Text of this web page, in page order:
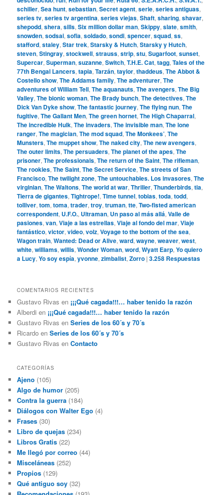
schiller,Sea hunt,sebastian,Secret agent,serie,series antiguas,
series tv,series tv argentina,series viejas,Shaft,sharing,shavar,
shepodd,shera,sills,Six million dollar man,Skippy,slate,smith,
snowden,sodsai,sofia,soldado,sondi,spencer,squad,ss,
stafford,staley,Star trek,Starsky & Hutch,Starsky y Hutch,
steven,Stingray,stockwell,strauss,strip,stu,Sugarfoot,sunset,
Supercar,Superman,suzanne,Switch,T.H.E. Cat,tagg,Tales of the
77th Bengal Lancers,tapia,Tarzán,taylor,thaddeus,The Abbot &
Costello show,The Addams family,The adventurer,The
adventures of William Tell,The aquanauts,The avengers,The Big
Valley,The bionic woman,The Brady bunch,The detectives,The
Dick Van Dyke show,The fantastic journey,The flying nun,The
fugitive,The Gallant Men,The green hornet,The High Chaparral,
The incredible Hulk,The invaders,The invisible man,The lone
ranger,The magician,The mod squad,The Monkees’,The
Munsters,The muppet show,The naked city,The new avengers,
The outer limits,The persuaders,The planet of the apes,The
prisoner,The professionals,The return of the Saint,The rifleman,
The rookies,The Saint,The Secret Service,The streets of San
Francisco,The twilight zone,The untouchables. Los invasores,The
virginian,The Waltons,The world at war,Thriller,Thunderbirds,tia,
Tierra de gigantes,Tightrope!,Time tunnel,tobias,toda,todd,
tolliver,tom,toma,trader,troy,truman,tte,Two-fisted american
correspondent, U.F.O., Ultraman, Un paso al más allá,Valle de
pasiones,van,Viaje a las estrellas,Viaje al fondo del mar,Viaje
fantástico,victor,video,volz,Voyage to the bottom of the sea,
Wagon train,Wanted: Dead or Alive,ward,wayne,weaver,west,
white,williams,willis,Wonder Woman,word,Wyatt Earp,Yo quiero
a Lucy,Yo soy espía,yvonne,zimbalist,Zorro |3.258 Respuestas
COMENTARIOS RECIENTES
Gustavo Rivas en ¡¡¡Qué cagada!!!… haber tenido la razón
Alberdi en ¡¡¡Qué cagada!!!… haber tenido la razón
Gustavo Rivas enSeries de los 60´s y 70´s
Ricardo enSeries de los 60´s y 70´s
Gustavo Rivas enContacto
CATEGORÍAS
Ajeno (105)
Algo de humor (205)
Contra la guerra (184)
Diálogos con Walter Ego (4)
Frases (30)
Libro de quejas (234)
Libros Gratis (22)
Me llegó por correo (44)
Misceláneas (252)
Propios (129)
Qué antiguo soy (32)